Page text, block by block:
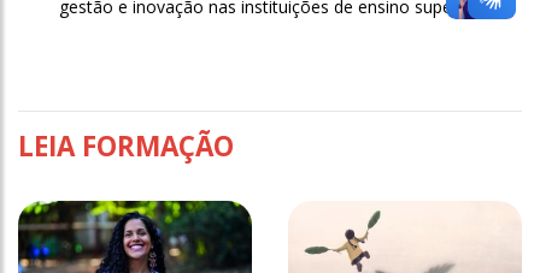
gestão e inovação nas instituições de ensino superior.
LEIA FORMAÇÃO